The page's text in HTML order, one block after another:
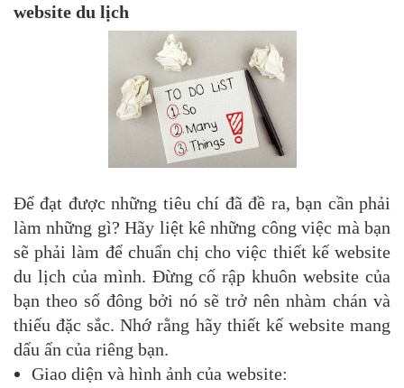
website du lịch
Để đạt được những tiêu chí đã đề ra, bạn cần phải
làm những gì? Hãy liệt kê những công việc mà bạn
sẽ phải làm để chuẩn chị cho việc thiết kế website
du lịch của mình. Đừng cố rập khuôn website của
bạn theo số đông bởi nó sẽ trở nên nhàm chán và
thiếu đặc sắc. Nhớ rằng hãy thiết kế website mang
dấu ấn của riêng bạn.
Giao diện và hình ảnh của website: